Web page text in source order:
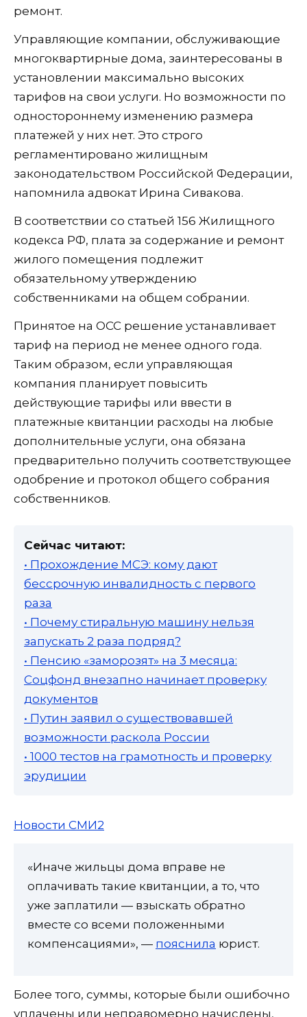
ремонт.
Управляющие компании, обслуживающие
многоквартирные дома, заинтересованы в
установлении максимально высоких
тарифов на свои услуги. Но возможности по
одностороннему изменению размера
платежей у них нет. Это строго
регламентировано жилищным
законодательством Российской Федерации,
напомнила адвокат Ирина Сивакова.
В соответствии со статьей 156 Жилищного
кодекса РФ, плата за содержание и ремонт
жилого помещения подлежит
обязательному утверждению
собственниками на общем собрании.
Принятое на ОСС решение устанавливает
тариф на период не менее одного года.
Таким образом, если управляющая
компания планирует повысить
действующие тарифы или ввести в
платежные квитанции расходы на любые
дополнительные услуги, она обязана
предварительно получить соответствующее
одобрение и протокол общего собрания
собственников.
Сейчас читают:
• Прохождение МСЭ: кому дают
бессрочную инвалидность с первого
раза
• Почему стиральную машину нельзя
запускать 2 раза подряд?
• Пенсию «заморозят» на 3 месяца:
Соцфонд внезапно начинает проверку
документов
• Путин заявил о существовавшей
возможности раскола России
• 1000 тестов на грамотность и проверку
эрудиции
Новости СМИ2
«Иначе жильцы дома вправе не
оплачивать такие квитанции, а то, что
уже заплатили — взыскать обратно
вместе со всеми положенными
компенсациями», — пояснила юрист.
Более того, суммы, которые были ошибочно
уплачены или неправомерно начислены,